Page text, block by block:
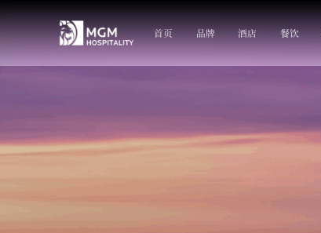
首页 品牌 酒店 餐饮